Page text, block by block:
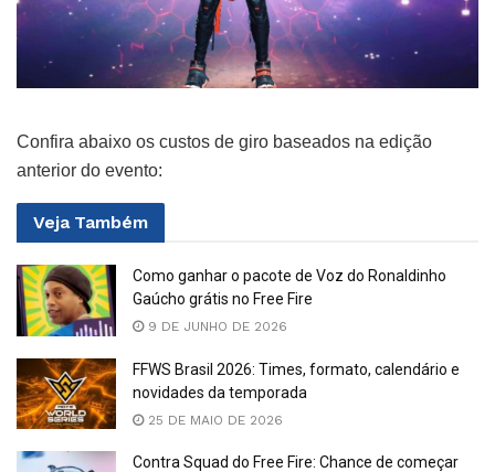
Confira abaixo os custos de giro baseados na edição
anterior do evento:
Veja Também
Como ganhar o pacote de Voz do Ronaldinho
Gaúcho grátis no Free Fire
9 DE JUNHO DE 2026
FFWS Brasil 2026: Times, formato, calendário e
novidades da temporada
25 DE MAIO DE 2026
Contra Squad do Free Fire: Chance de começar